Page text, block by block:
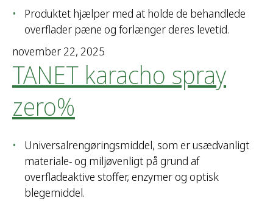
Produktet hjælper med at holde de behandlede
overflader pæne og forlænger deres levetid.
november 22, 2025
TANET karacho spray
zero%
Universalrengøringsmiddel, som er usædvanligt
materiale- og miljøvenligt på grund af
overfladeaktive stoffer, enzymer og optisk
blegemiddel.